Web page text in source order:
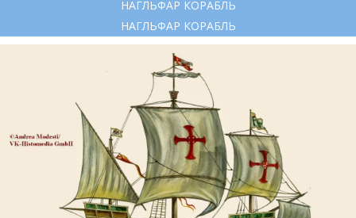
НАГЛЬФАР КОРАБЛЬ
НАГЛЬФАР КОРАБЛЬ